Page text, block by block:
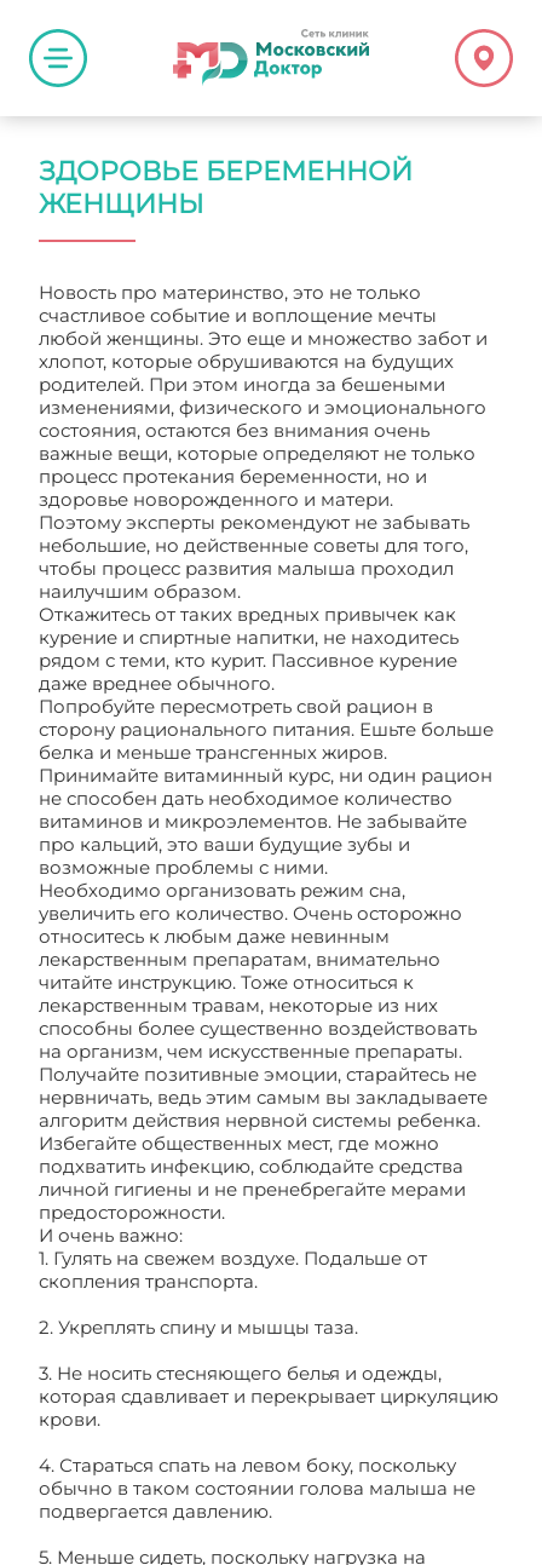
ЗДОРОВЬЕ БЕРЕМЕННОЙ
ЖЕНЩИНЫ
Новость про материнство, это не только
счастливое событие и воплощение мечты
любой женщины. Это еще и множество забот и
хлопот, которые обрушиваются на будущих
родителей. При этом иногда за бешеными
изменениями, физического и эмоционального
состояния, остаются без внимания очень
важные вещи, которые определяют не только
процесс протекания беременности, но и
здоровье новорожденного и матери.
Поэтому эксперты рекомендуют не забывать
небольшие, но действенные советы для того,
чтобы процесс развития малыша проходил
наилучшим образом.
Откажитесь от таких вредных привычек как
курение и спиртные напитки, не находитесь
рядом с теми, кто курит. Пассивное курение
даже вреднее обычного.
Попробуйте пересмотреть свой рацион в
сторону рационального питания. Ешьте больше
белка и меньше трансгенных жиров.
Принимайте витаминный курс, ни один рацион
не способен дать необходимое количество
витаминов и микроэлементов. Не забывайте
про кальций, это ваши будущие зубы и
возможные проблемы с ними.
Необходимо организовать режим сна,
увеличить его количество. Очень осторожно
относитесь к любым даже невинным
лекарственным препаратам, внимательно
читайте инструкцию. Тоже относиться к
лекарственным травам, некоторые из них
способны более существенно воздействовать
на организм, чем искусственные препараты.
Получайте позитивные эмоции, старайтесь не
нервничать, ведь этим самым вы закладываете
алгоритм действия нервной системы ребенка.
Избегайте общественных мест, где можно
подхватить инфекцию, соблюдайте средства
личной гигиены и не пренебрегайте мерами
предосторожности.
И очень важно:
1. Гулять на свежем воздухе. Подальше от
скопления транспорта.
2. Укреплять спину и мышцы таза.
3. Не носить стесняющего белья и одежды,
которая сдавливает и перекрывает циркуляцию
крови.
4. Стараться спать на левом боку, поскольку
обычно в таком состоянии голова малыша не
подвергается давлению.
5. Меньше сидеть, поскольку нагрузка на